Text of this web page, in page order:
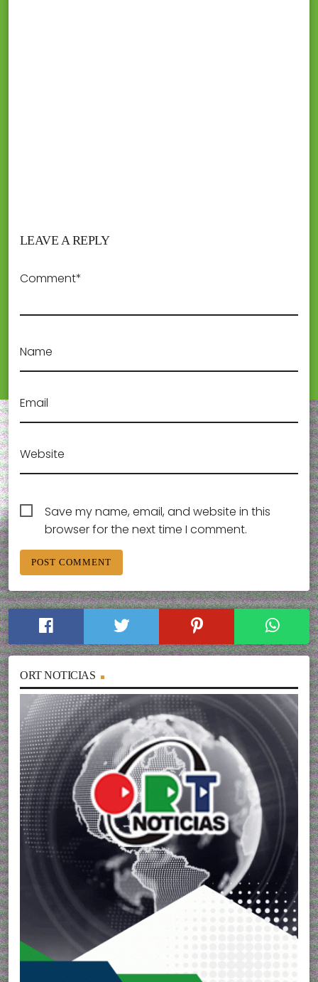
LEAVE A REPLY
Comment*
Name
Email
Website
Save my name, email, and website in this
browser for the next time I comment.
ORT NOTICIAS